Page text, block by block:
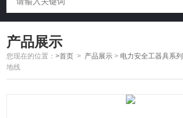
产品展示
您现在的位置：>首页 > 产品展示 > 电力安全工器具系列
地线